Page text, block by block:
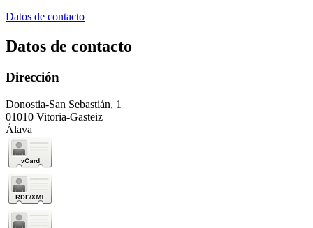
Datos de contacto
Datos de contacto
Dirección
Donostia-San Sebastián, 1
01010 Vitoria-Gasteiz
Álava